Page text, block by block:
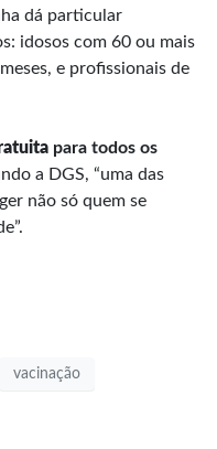
dá particular
idosos com 60 ou mais
e profissionais de
para todos os
a DGS, “uma das
não só quem se
vacinação